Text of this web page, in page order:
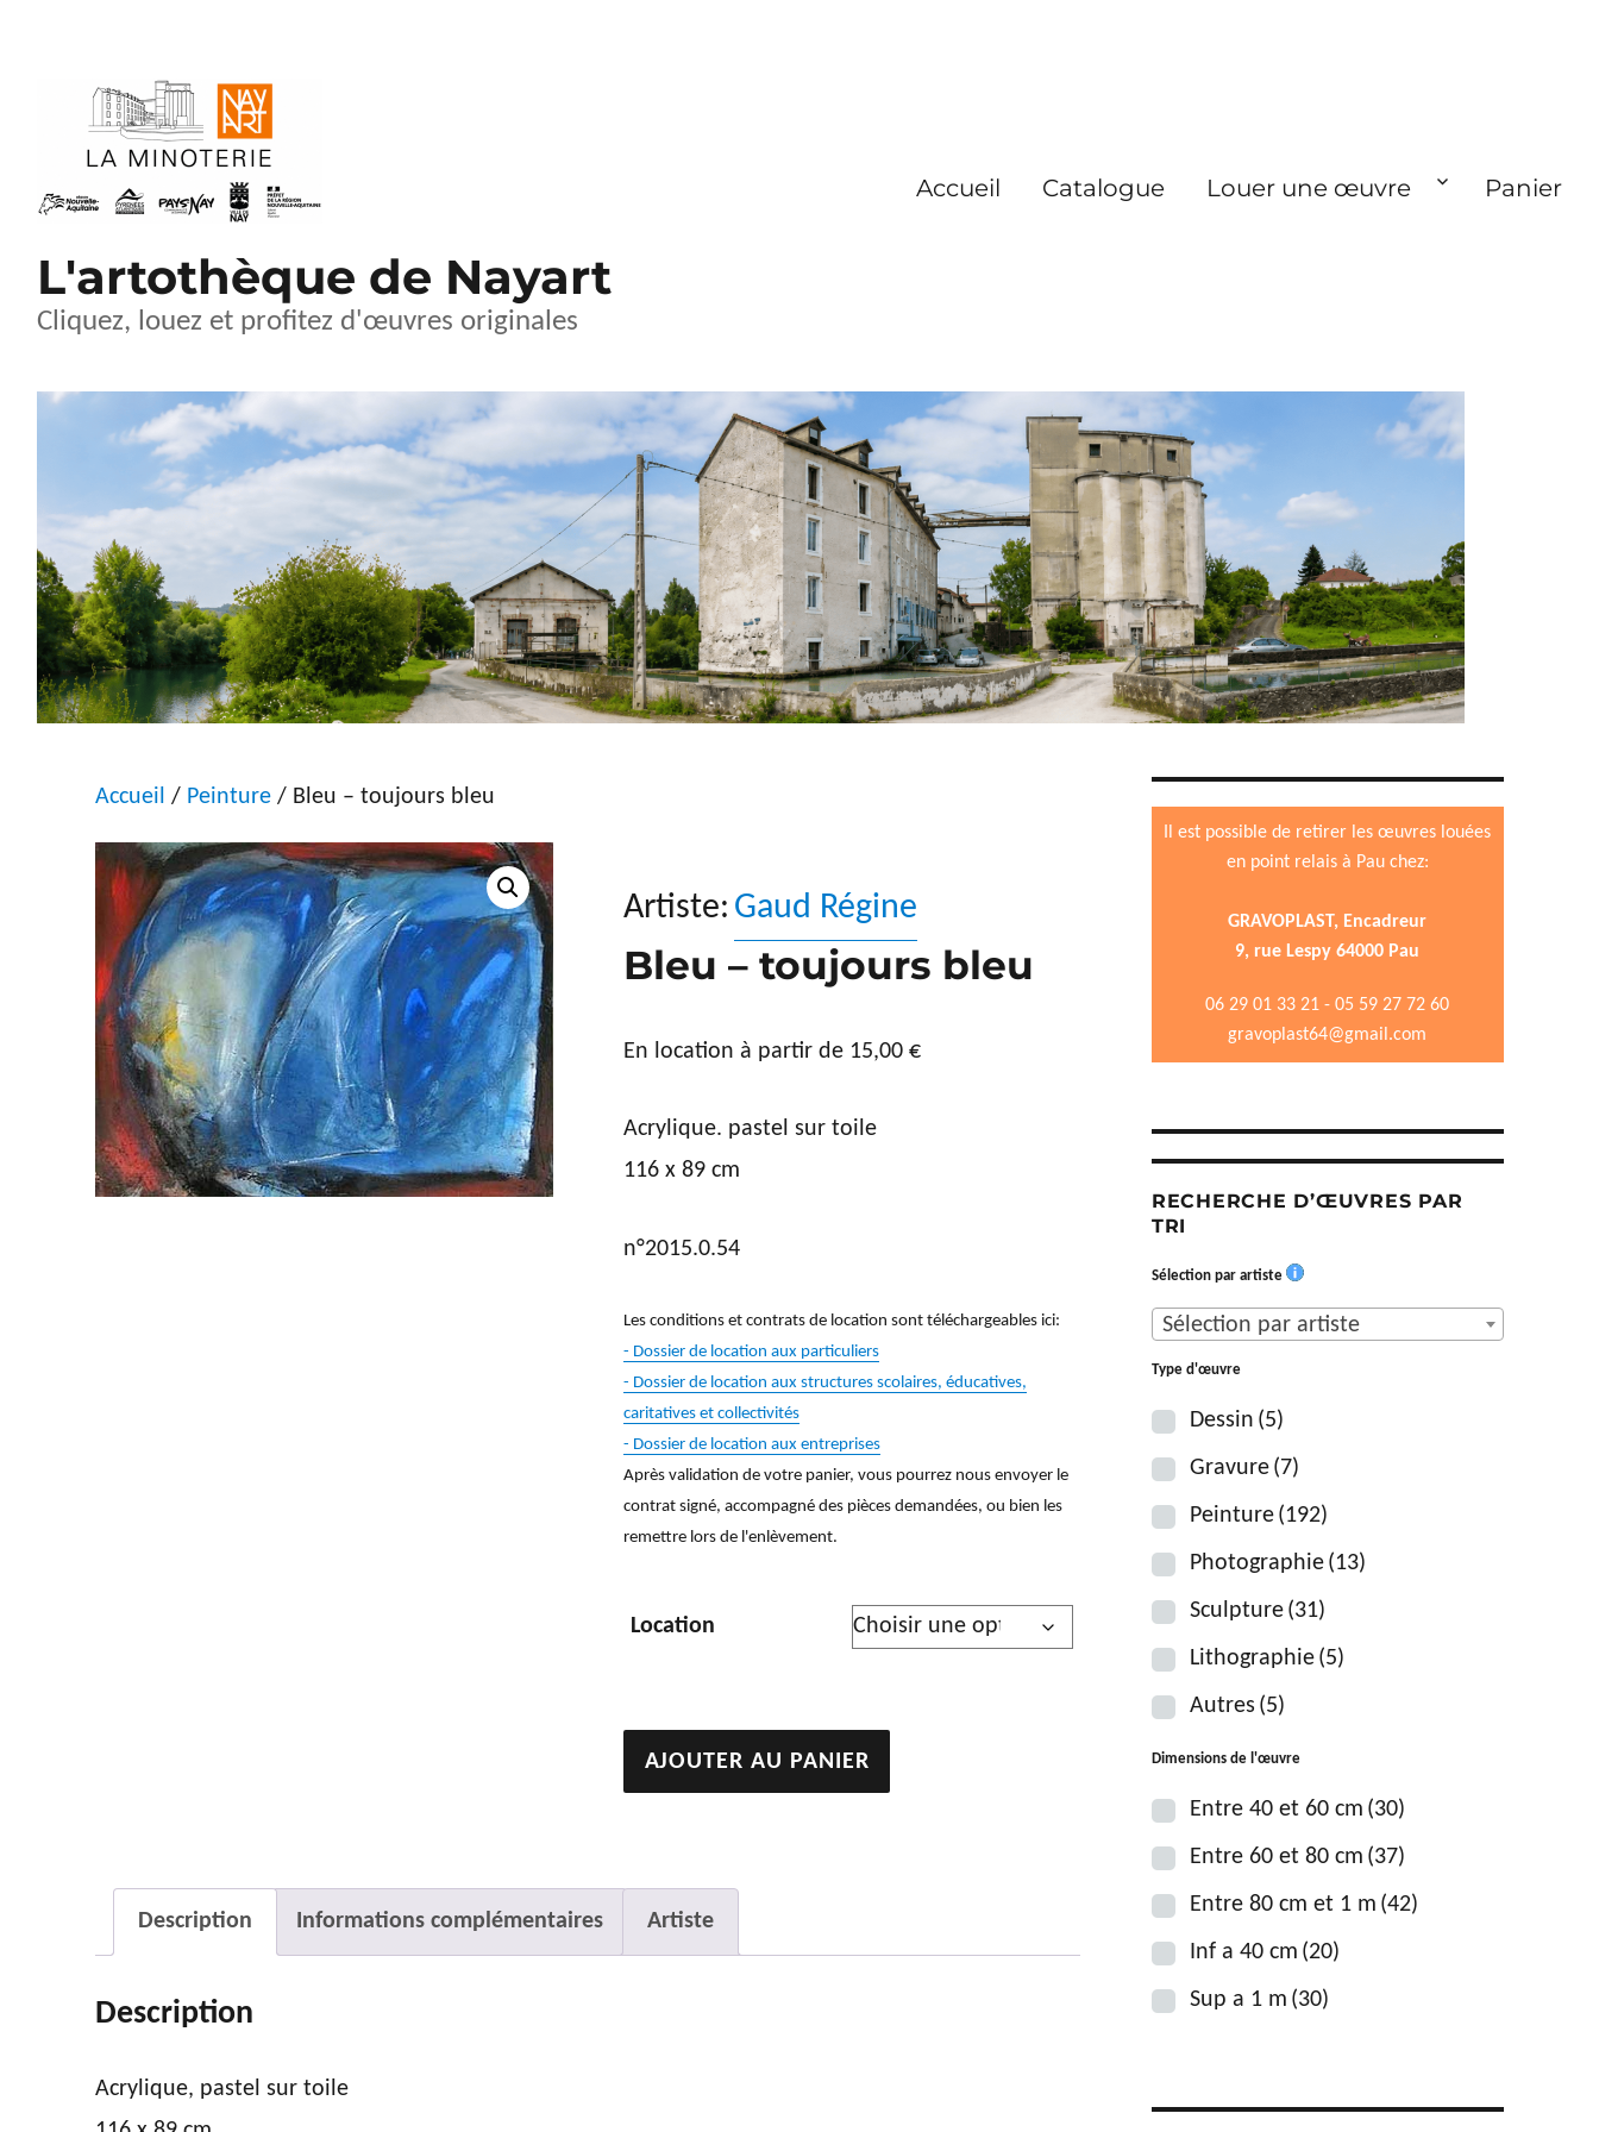
L'artothèque de Nayart
Cliquez, louez et profitez d'œuvres originales
Accueil Catalogue Louer une œuvre Panier
Accueil / Peinture / Bleu – toujours bleu
Artiste: Gaud Régine
Bleu – toujours bleu
En location à partir de 15,00€
Acrylique. pastel sur toile
116 x 89 cm
n°2015.0.54
Les conditions et contrats de location sont téléchargeables ici:
- Dossier de location aux particuliers
- Dossier de location aux structures scolaires, éducatives,
caritatives et collectivités
- Dossier de location aux entreprises
Après validation de votre panier, vous pourrez nous envoyer le
contrat signé, accompagné des pièces demandées, ou bien les
remettre lors de l'enlèvement.
Location
quantité
de
toujours
bleu
AJOUTER AU PANIER
Description Informations complémentaires Artiste
Description
Acrylique, pastel sur toile
Il est possible de retirer les œuvres louées
en point relais à Pau chez:
GRAVOPLAST, Encadreur
9, rue Lespy 64000 Pau
06 29 01 33 21 - 05 59 27 72 60
gravoplast64@gmail.com
RECHERCHE D’ŒUVRES PAR
TRI
Sélection par artiste
Sélection par artiste
Type d'œuvre
Dessin (5)
Gravure (7)
Peinture (192)
Photographie (13)
Sculpture (31)
Lithographie (5)
Autres (5)
Dimensions de l'œuvre
Entre 40 et 60 cm (30)
Entre 60 et 80 cm (37)
Entre 80 cm et 1 m (42)
Inf a 40 cm (20)
Sup a 1 m (30)